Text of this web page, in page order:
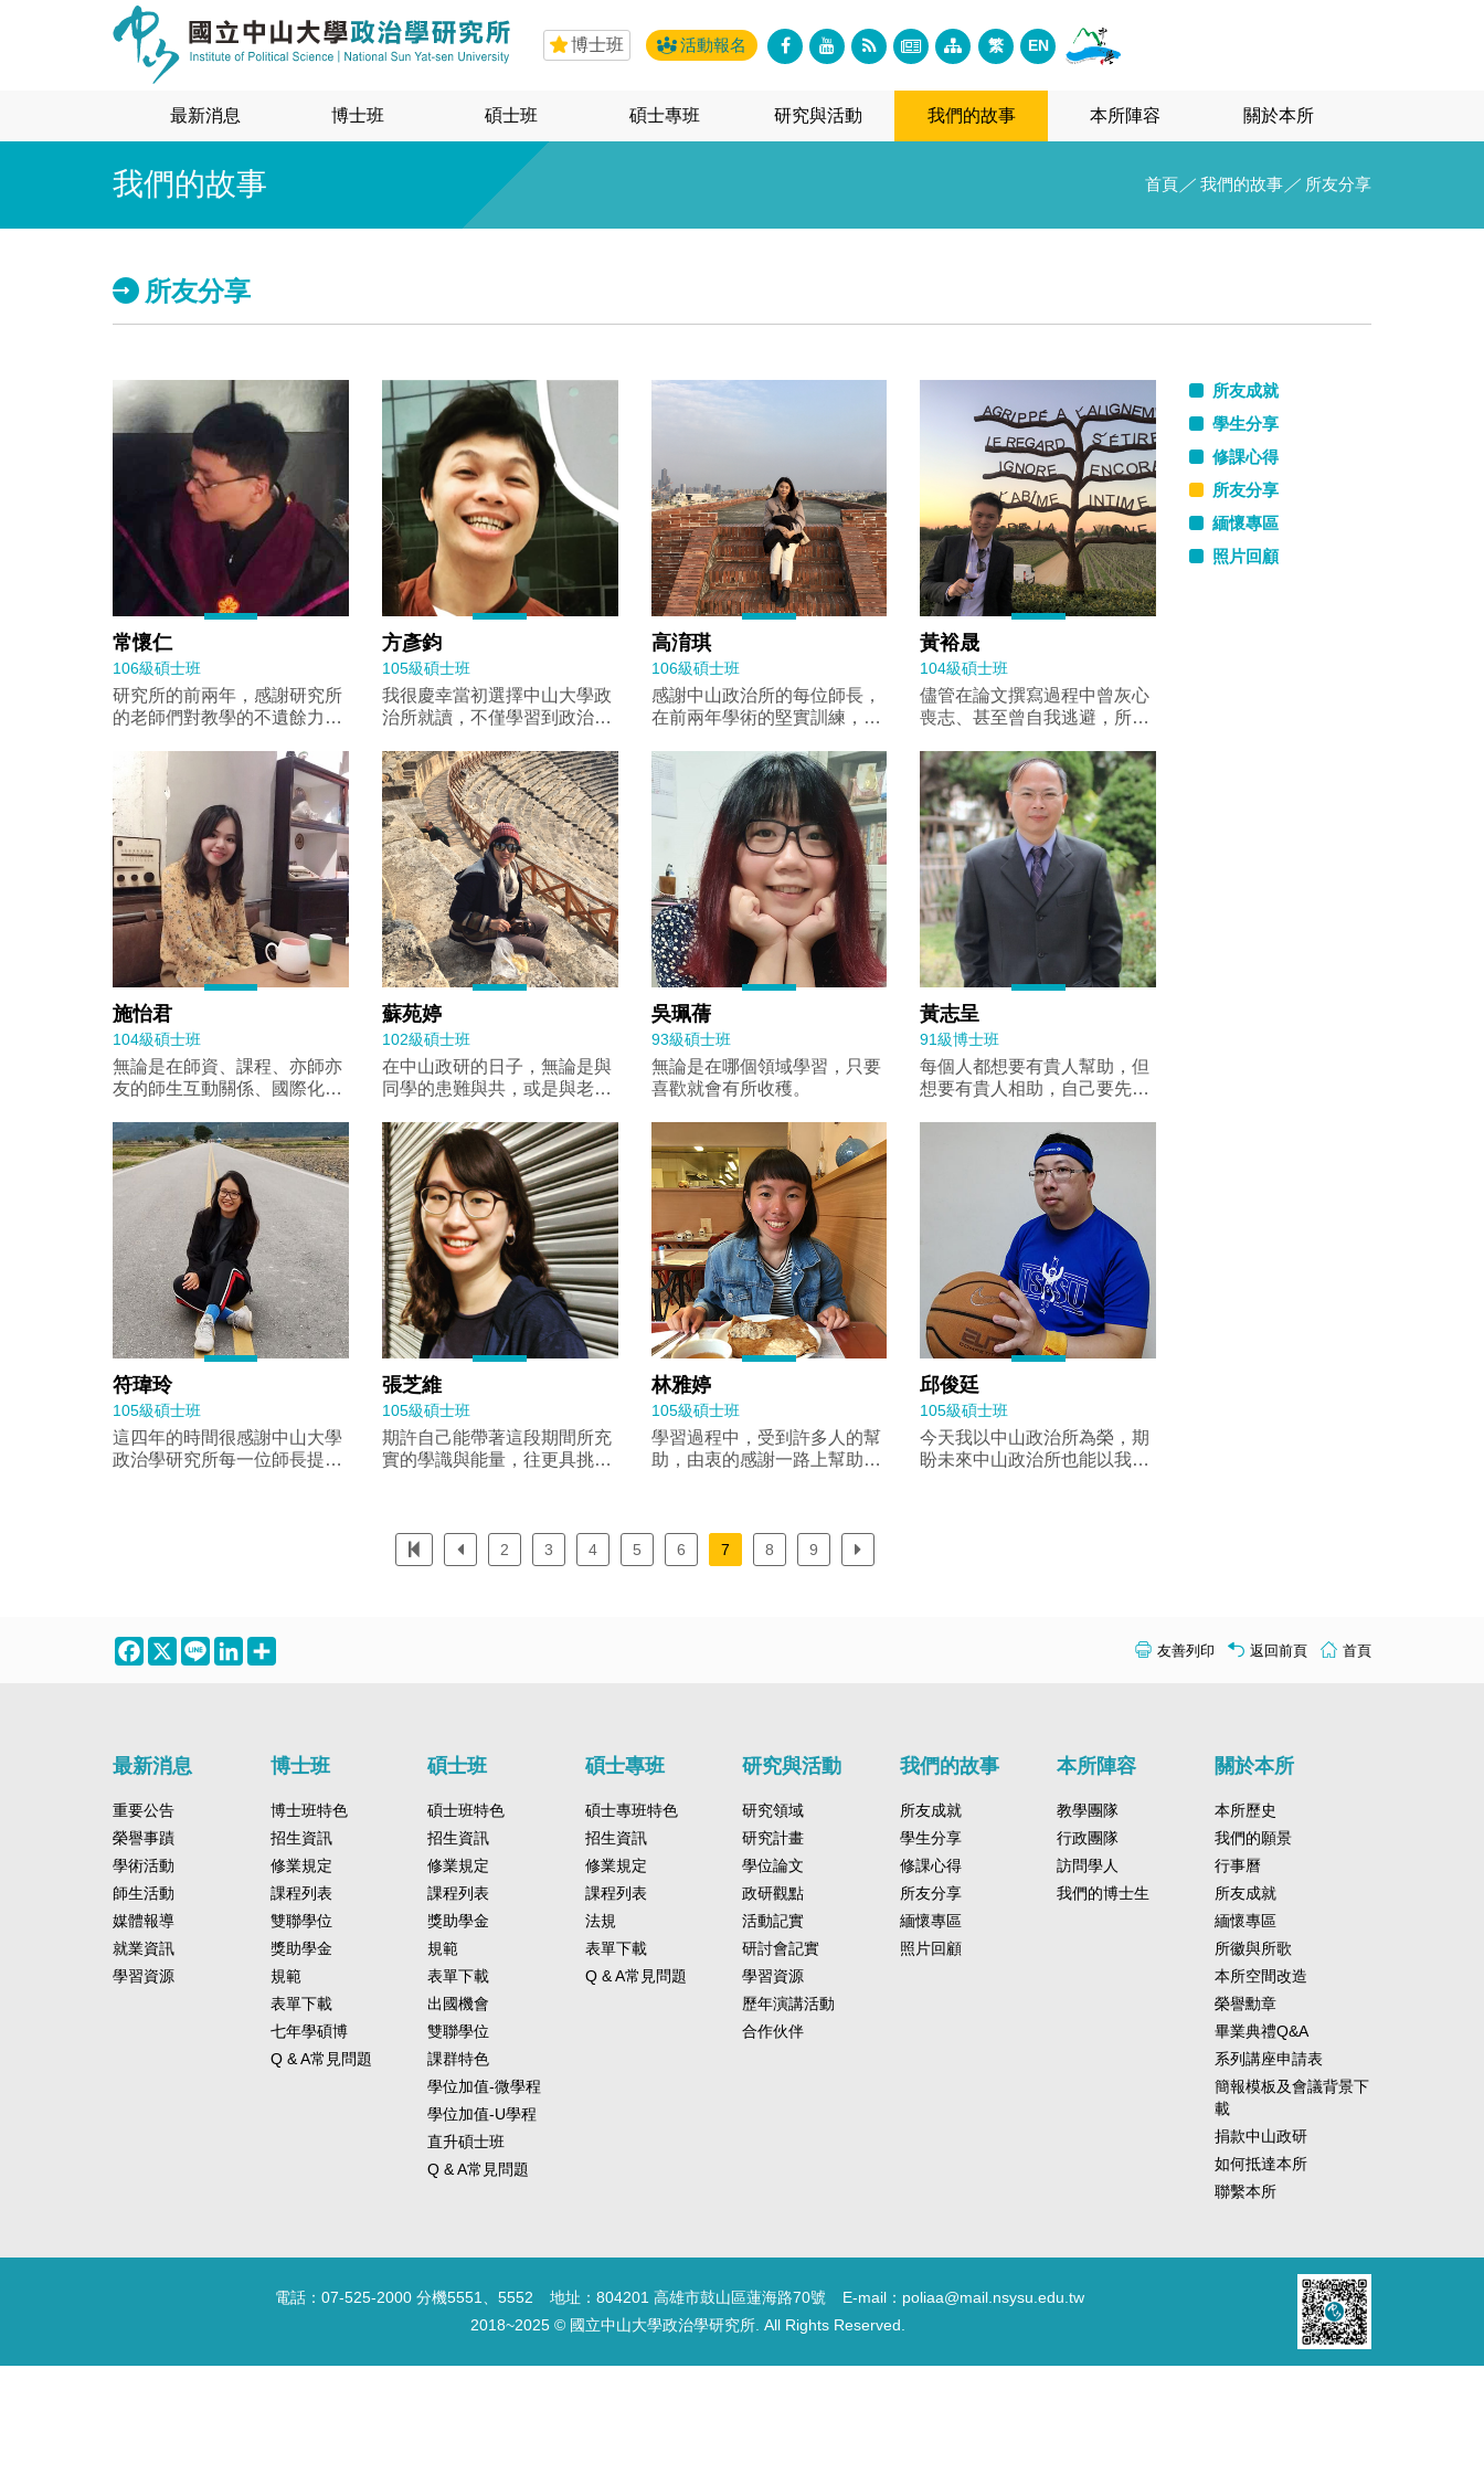
博士班 活動報名 繁 EN
最新消息 博士班 碩士班 碩士專班 研究與活動 我們的故事 本所陣容 關於本所
我們的故事 首頁 ／ 我們的故事 ／ 所友分享
所友分享
常懷仁
106級碩士班
研究所的前兩年，感謝研究所
的老師們對教學的不遺餘力，
思考能力從點與點之間連上一
條線最終變為一個面。
方彥鈞
105級碩士班
我很慶幸當初選擇中山大學政
治所就讀，不僅學習到政治學
式語言和社群媒體的研究發展
趨勢，亦學習到計量分析，這
些都是我入學時始料未及的發
展。
高淯琪
106級碩士班
感謝中山政治所的每位師長，
在前兩年學術的堅實訓練，形
力。
黃裕晟
104級碩士班
儘管在論文撰寫過程中曾灰心
喪志、甚至曾自我逃避，所幸
與建議下重返學術論文寫作之
懷抱。
施怡君
104級碩士班
無論是在師資、課程、亦師亦
友的師生互動關係、國際化的
資源，皆是吸引我選擇來到中
山政研所的理由。
蘇苑婷
102級碩士班
在中山政研的日子，無論是與
同學的患難與共，或是與老師
不停地在運轉，不會就此淹沒
在時代的巨浪裡。
吳珮蒨
93級碩士班
無論是在哪個領域學習，只要
喜歡就會有所收穫。
黃志呈
91級博士班
每個人都想要有貴人幫助，但
想要有貴人相助，自己要先成
於助人。縱觀有能力於社會立
足，一展長才之人，莫不「以
誠與人交往，以信與義為
符瑋玲
105級碩士班
這四年的時間很感謝中山大學
政治學研究所每一位師長提供
張芝維
105級碩士班
期許自己能帶著這段期間所充
實的學識與能量，往更具挑戰
林雅婷
105級碩士班
學習過程中，受到許多人的幫
助，由衷的感謝一路上幫助過
邱俊廷
105級碩士班
今天我以中山政治所為榮，期
盼未來中山政治所也能以我為
2 3 4 5 6 7 8 9
所友成就
學生分享
修課心得
所友分享
緬懷專區
照片回顧
Facebook
X Line LinkedIn 友善列印 返回前頁 首頁
最新消息
重要公告
榮譽事蹟
學術活動
師生活動
媒體報導
就業資訊
學習資源
博士班
博士班特色
招生資訊
修業規定
課程列表
雙聯學位
獎助學金
規範
表單下載
七年學碩博
Q & A常見問題
碩士班
碩士班特色
招生資訊
修業規定
課程列表
獎助學金
規範
表單下載
出國機會
雙聯學位
課群特色
學位加值-微學程
學位加值-U學程
直升碩士班
Q & A常見問題
碩士專班
碩士專班特色
招生資訊
修業規定
課程列表
法規
表單下載
Q & A常見問題
研究與活動
研究領域
研究計畫
學位論文
政研觀點
活動記實
研討會記實
學習資源
歷年演講活動
合作伙伴
我們的故事
所友成就
學生分享
修課心得
所友分享
緬懷專區
照片回顧
本所陣容
教學團隊
行政團隊
訪問學人
我們的博士生
關於本所
本所歷史
我們的願景
行事曆
所友成就
緬懷專區
所徽與所歌
本所空間改造
榮譽勳章
畢業典禮Q&A
系列講座申請表
簡報模板及會議背景下
載
捐款中山政研
如何抵達本所
聯繫本所
電話：07-525-2000 分機5551、5552 地址：804201 高雄市鼓山區蓮海路70號
E-mail：poliaa@mail.nsysu.edu.tw
2018~2025 © 國立中山大學政治學研究所. All Rights Reserved.